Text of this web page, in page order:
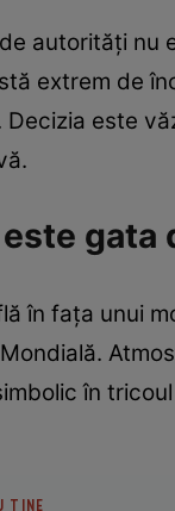
autorități nu
extrem de
Decizia este
gata
în fața unui
în
TINE